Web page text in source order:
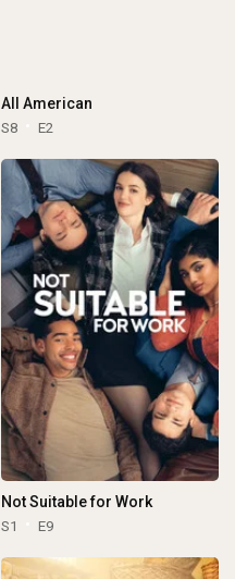
All American
S8 E2
Not Suitable for Work
S1 E9